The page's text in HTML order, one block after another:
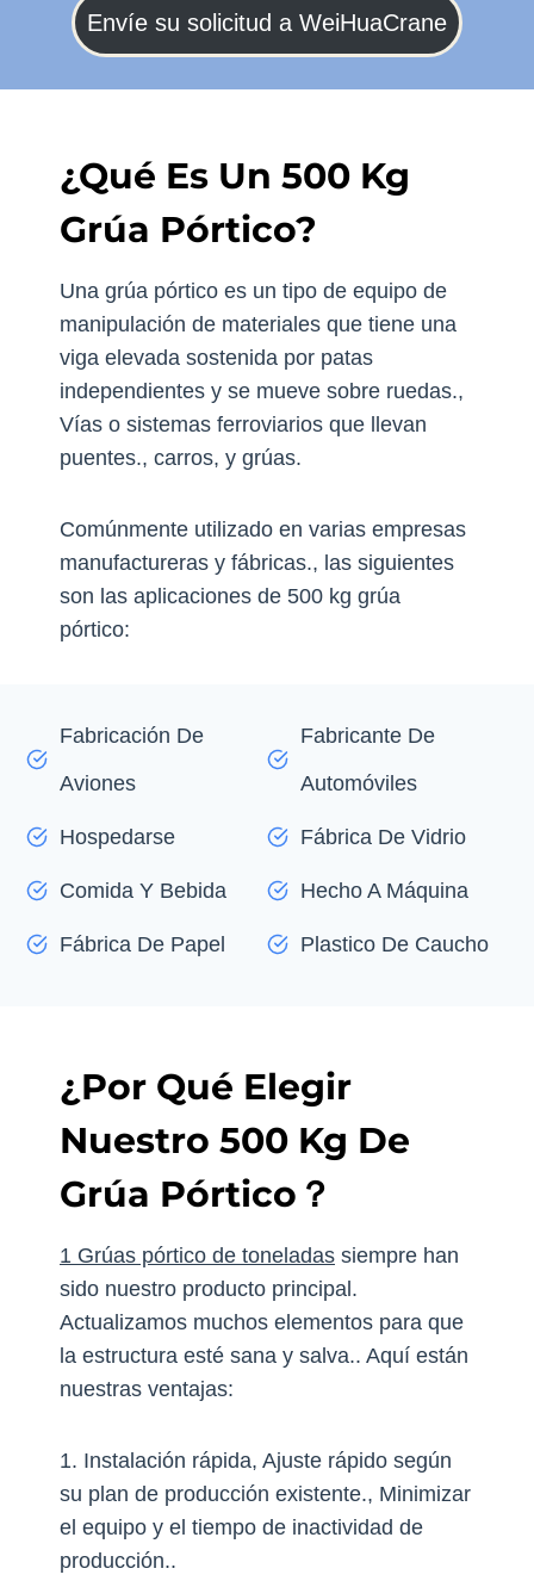
Envíe su solicitud a WeiHuaCrane
¿Qué Es Un 500 Kg
Grúa Pórtico?
Una grúa pórtico es un tipo de equipo de
manipulación de materiales que tiene una
viga elevada sostenida por patas
independientes y se mueve sobre ruedas.,
Vías o sistemas ferroviarios que llevan
puentes., carros, y grúas.
Comúnmente utilizado en varias empresas
manufactureras y fábricas., las siguientes
son las aplicaciones de 500 kg grúa
pórtico:
Fabricación De
Aviones
Fabricante De
Automóviles
Hospedarse Fábrica De Vidrio
Comida Y Bebida Hecho A Máquina
Fábrica De Papel Plastico De Caucho
¿Por Qué Elegir
Nuestro 500 Kg De
Grúa Pórtico？
1 Grúas pórtico de toneladas siempre han
sido nuestro producto principal.
Actualizamos muchos elementos para que
la estructura esté sana y salva.. Aquí están
nuestras ventajas:
1. Instalación rápida, Ajuste rápido según
su plan de producción existente., Minimizar
el equipo y el tiempo de inactividad de
producción..